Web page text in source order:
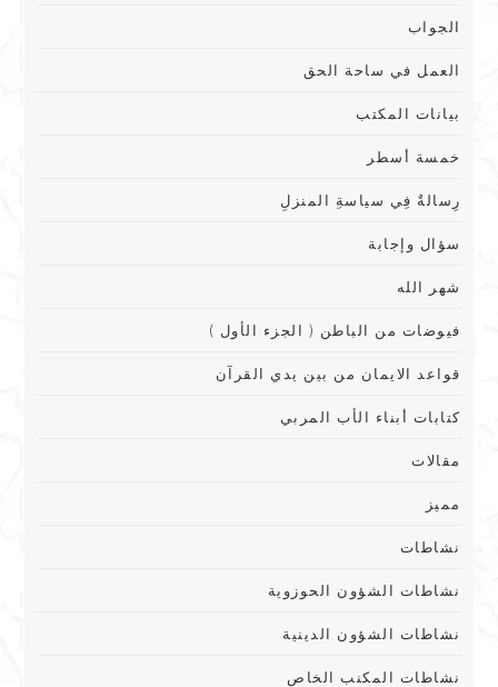
الجواب
العمل في ساحة الحق
بيانات المكتب
خمسة أسطر
رِسالةٌ فِي سياسةِ المنزلِ
سؤال وإجابة
شهر الله
فيوضات من الباطن ( الجزء الأول )
قواعد الايمان من بين يدي القرآن
كتابات أبناء الأب المربي
مقالات
مميز
نشاطات
نشاطات الشؤون الحوزوية
نشاطات الشؤون الدينية
نشاطات المكنب الخاص